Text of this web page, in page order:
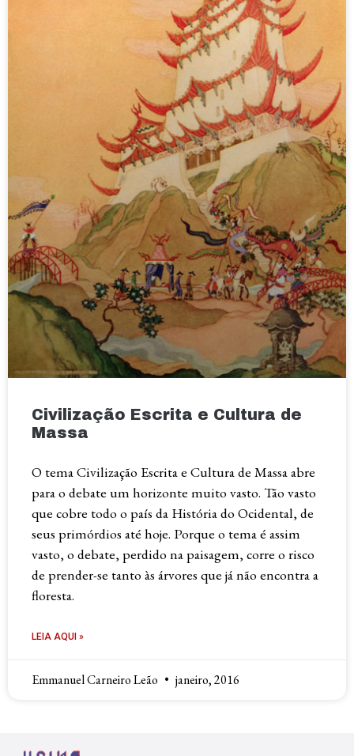
Civilização Escrita e Cultura de
Massa
O tema Civilização Escrita e Cultura de Massa abre
para o debate um horizonte muito vasto. Tão vasto
que cobre todo o país da História do Ocidental, de
seus primórdios até hoje. Porque o tema é assim
vasto, o debate, perdido na paisagem, corre o risco
de prender-se tanto às árvores que já não encontra a
floresta.
LEIA AQUI »
Emmanuel Carneiro Leão janeiro, 2016